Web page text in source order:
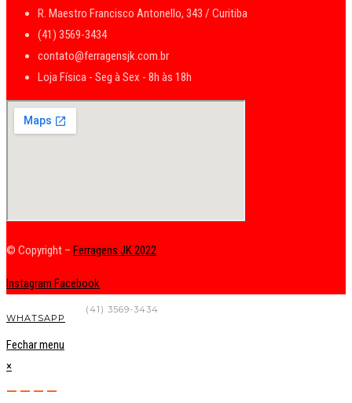
R. Maestro Francisco Antonello, 343 / Curitiba
(41) 3569-3434
contato@ferragensjk.com.br
Loja Física - Seg à Sex - 8h às 18h
© Copyright – Ferragens JK 2022
Instagram Facebook
(41) 3569-3434
WHATSAPP
Fechar menu
×